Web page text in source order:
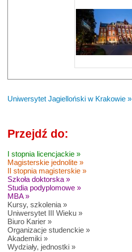
Uniwersytet Jagielloński w Krakowie »
Przejdź do:
I stopnia licencjackie »
Magisterskie jednolite »
II stopnia magisterskie »
Szkoła doktorska »
Studia podyplomowe »
MBA »
Kursy, szkolenia »
Uniwersytet III Wieku »
Biuro Karier »
Organizacje studenckie »
Akademiki »
Wydziały, jednostki »